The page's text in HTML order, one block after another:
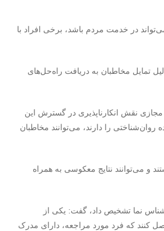
در خدمت مردم باشد، برخی افراد با
تمایل مخاطبان به دریافت راه‌حل‌های
نقش انکارناپذیری در گسترش این
را دارند، می‌توانند مخاطبان
و می‌توانند نتایج معکوسی به همراه
نما تشخیص داد، گفت: یکی از
کنند که فرد مورد مراجعه، دارای مدرک